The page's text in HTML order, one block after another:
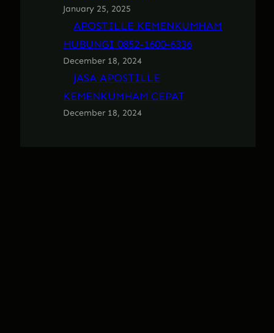
January 25, 2025
APOSTILLE KEMENKUMHAM
HUBUNGI 0852-1600-6336
December 18, 2024
JASA APOSTILLE
KEMENKUMHAM CEPAT
December 18, 2024